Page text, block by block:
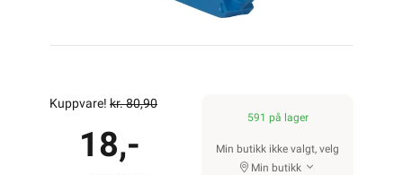
Kuppvare! kr. 80,90
18,-
591 på lager
Min butikk ikke valgt, velg
Min butikk